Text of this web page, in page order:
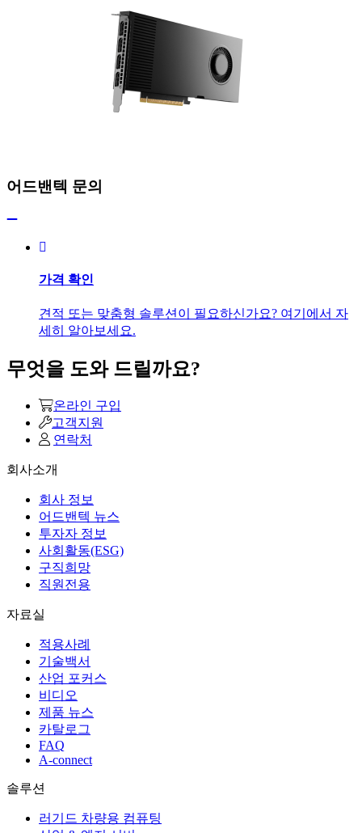
어드밴텍 문의
가격 확인
견적 또는 맞춤형 솔루션이 필요하신가요? 여기에서 자
세히 알아보세요.
무엇을 도와 드릴까요?
온라인 구입
고객지원
연락처
회사소개
회사 정보
어드밴텍 뉴스
투자자 정보
사회활동(ESG)
구직희망
직원전용
자료실
적용사례
기술백서
산업 포커스
비디오
제품 뉴스
카탈로그
FAQ
A-connect
솔루션
러기드 차량용 컴퓨팅